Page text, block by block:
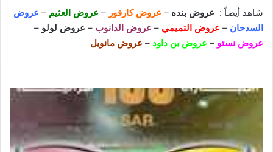
شاهد أيضاً : عروض بنده – عروض كارفور – عروض العثيم – عروض
السدحان – عروض التميمي – عروض الدانوب – عروض لولو –
عروض نستو – عروض بن داود – عروض مانويل